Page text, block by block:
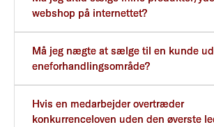
webshop på internettet?
Må jeg nægte at sælge til en kunde
eneforhandlingsområde?
Hvis en medarbejder overtræder
konkurrenceloven uden den øverste